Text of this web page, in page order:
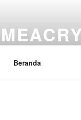
Beranda